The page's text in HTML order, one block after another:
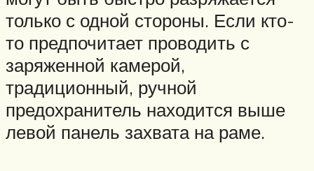
только с одной стороны. Если кто-
то предпочитает проводить с
заряженной камерой,
традиционный, ручной
предохранитель находится выше
левой панель захвата на раме.